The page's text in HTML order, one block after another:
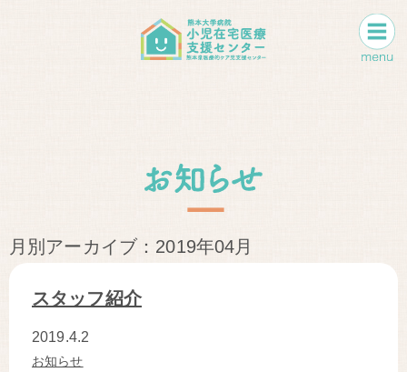
月別アーカイブ：2019年04月
スタッフ紹介
2019.4.2
お知らせ